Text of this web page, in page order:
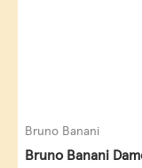
Bruno Banani
Bruno Banani